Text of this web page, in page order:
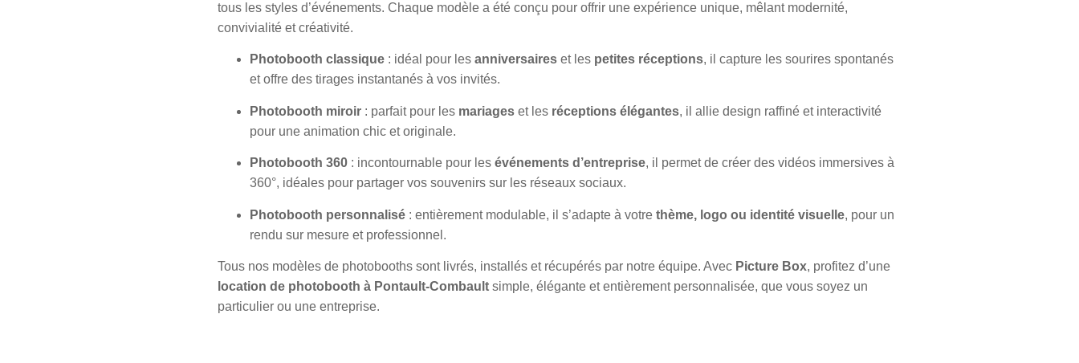
tous les styles d’événements. Chaque modèle a été conçu pour offrir une expérience unique, mêlant modernité,
convivialité et créativité.
Photobooth classique: idéal pour les anniversaireset les petites réceptions, il capture les sourires spontanés
et offre des tirages instantanés à vos invités.
Photobooth miroir: parfait pour les mariageset les réceptions élégantes, il allie design raffiné et interactivité
pour une animation chic et originale.
Photobooth 360: incontournable pour les événements d’entreprise, il permet de créer des vidéos immersives à
360°, idéales pour partager vos souvenirs sur les réseaux sociaux.
Photobooth personnalisé: entièrement modulable, il s’adapte à votre thème, logo ou identité visuelle, pour un
rendu sur mesure et professionnel.
Tous nos modèles de photobooths sont livrés, installés et récupérés par notre équipe. Avec Picture Box, profitez d’une
location de photobooth à Pontault-Combaultsimple, élégante et entièrement personnalisée, que vous soyez un
particulier ou une entreprise.